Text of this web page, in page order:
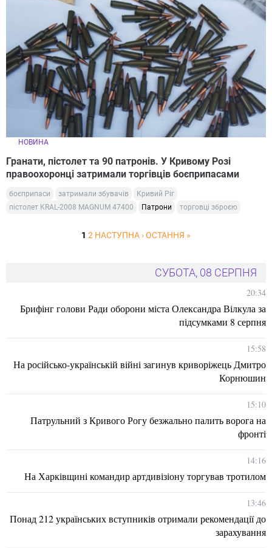
НОВИНА
Гранати, пістолет та 90 патронів. У Кривому Розі
правоохоронці затримали торгівців боєприпасами
боєприпаси затримали збувачів
Кривий Ріг
пістолет KRAL-2008 MAGNUM 47400
Патрони торговці зброєю
1 2 НАСТУПНА ›ОСТАННЯ »
СУБОТА, 08 СЕРПНЯ
20:34
Брифінг голови Ради оборони міста Олександра Вілкула за
підсумками 8 серпня
15:58
На російсько-українській війні загинув криворіжець Дмитро
Корнюшин
15:10
Патрульний з Кривого Рогу безжально палить ворога на
фронті
14:16
На Харківщині командир артдивізіону торгував тротилом
13:46
Понад 212 українських вступників отримали рекомендації до
зарахування